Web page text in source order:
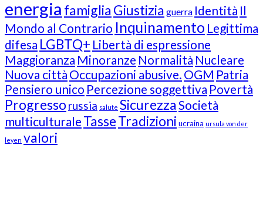
energia famigliaGiustizia guerra Identità Il
Mondo al Contrario Inquinamento Legittima
difesa LGBTQ+ Libertà di espressione
Maggioranza Minoranze Normalità Nucleare
Nuova città Occupazioni abusive. OGM Patria
Pensiero unico Percezione soggettiva Povertà
Progresso russia salute SicurezzaSocietà
multiculturale TasseTradizioni ucraina ursula von der
leyen valori